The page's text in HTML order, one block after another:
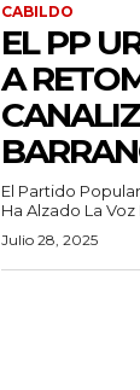
CABILDO
EL PP
A
El Partido
Ha Alzado La Voz
Julio 28, 2025